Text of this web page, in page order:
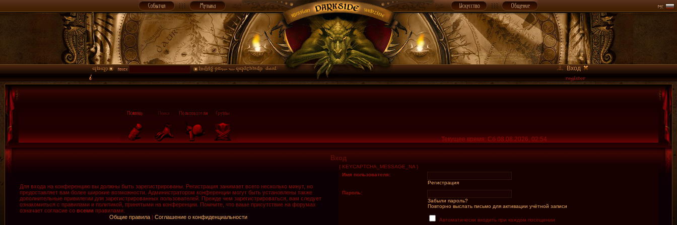
Вход
Текущее время: Сб 08.08.2026, 02:54
Вход
Для входа на конференцию вы должны быть зарегистрированы. Регистрация занимает всего несколько минут, но
предоставляет вам более широкие возможности. Администратором конференции могут быть установлены также
дополнительные привилегии для зарегистрированных пользователей. Прежде чем зарегистрироваться, вам следует
ознакомиться с правилами и политикой, принятыми на конференции. Помните, что ваше присутствие на форумах
означает согласие со всеми правилами.
Общие правила | Соглашение о конфиденциальности
{ KEYCAPTCHA_MESSAGE_NA }
Имя пользователя:
Регистрация
Пароль:
Забыли пароль?
Повторно выслать письмо для активации учётной записи
Автоматически входить при каждом посещении